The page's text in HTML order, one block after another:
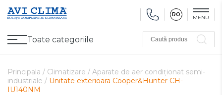
RO MENU
Toate categoriile
Climatizare
Ventilare
Caută produs
Principala / Climatizare / Aparate de aer condiționat semi-
industriale / Unitate exterioara Cooper&Hunter CH-
IU140NM